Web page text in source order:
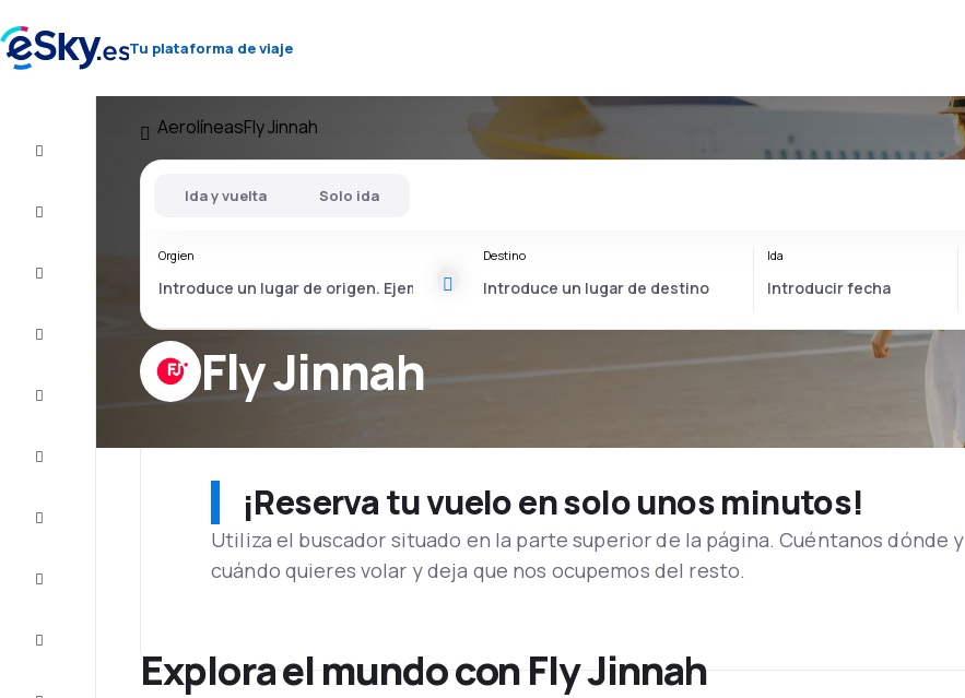
Tu plataforma de viaje
AerolíneasFly Jinnah
Fly Jinnah
Ida y vuelta Solo ida
Orgien Destino Ida
¡Reserva tu vuelo en solo unos minutos!
Utiliza el buscador situado en la parte superior de la página. Cuéntanos dónde y
cuándo quieres volar y deja que nos ocupemos del resto.
Explora el mundo con Fly Jinnah